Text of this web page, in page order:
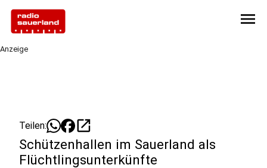
menu
Anzeige
Teilen: open_in_new
Schützenhallen im Sauerland als
Flüchtlingsunterkünfte